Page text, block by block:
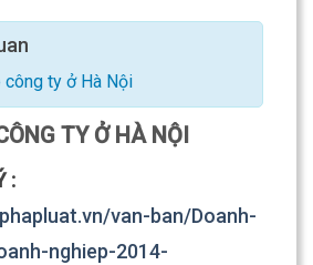
công ty ở Hà Nội
TY Ở HÀ NỘI
:
van-ban/Doanh-
nghiep-2014-